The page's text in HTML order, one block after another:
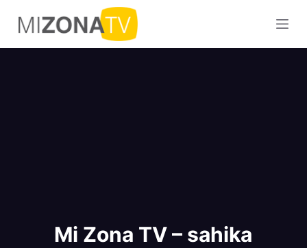
S
a
l
Mi Zona TV – sahika